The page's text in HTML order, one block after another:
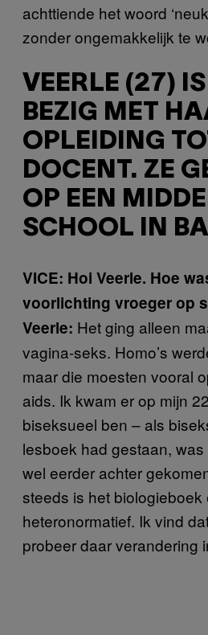
achttiende het woord
zonder ongemakkelijk te
VEERLE (27)
BEZIG MET
OPLEIDING
DOCENT. ZE
OP EEN
SCHOOL IN
VICE: Hoi Veerle. Hoe
voorlichting vroeger op
Veerle: Het ging alleen
vagina-seks. Homo’s
maar die moesten vooral
aids. Ik kwam er op mijn
biseksueel ben – als
lesboek had gestaan,
wel eerder achter
steeds is het
heteronormatief. Ik vind
probeer daar verandering